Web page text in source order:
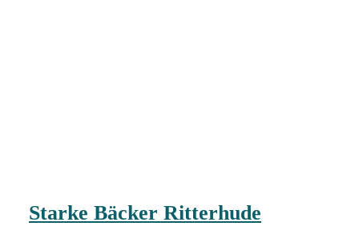
Starke Bäcker Ritterhude